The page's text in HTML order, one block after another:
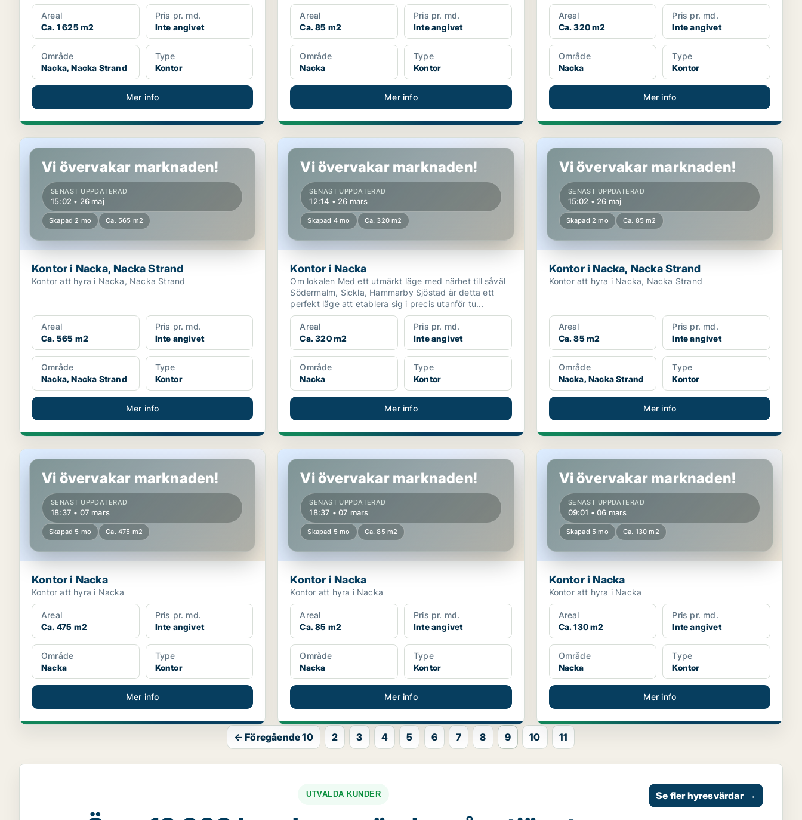
Areal
Ca. 1 625 m2
Pris pr. md.
Inte angivet
Område
Nacka, Nacka Strand
Type
Kontor
Mer info
Areal
Ca. 85 m2
Pris pr. md.
Inte angivet
Område
Nacka
Type
Kontor
Mer info
Areal
Ca. 320 m2
Pris pr. md.
Inte angivet
Område
Nacka
Type
Kontor
Mer info
Kontor i Nacka, Nacka Strand
Vi övervakar marknaden!
SENAST UPPDATERAD
15:02 • 26 maj
Skapad 2 mo Ca. 565 m2
Kontor i Nacka, Nacka Strand
Kontor att hyra i Nacka, Nacka Strand
Areal
Ca. 565 m2
Pris pr. md.
Inte angivet
Område
Nacka, Nacka Strand
Type
Kontor
Mer info
Kontor i Nacka
Vi övervakar marknaden!
SENAST UPPDATERAD
12:14 • 26 mars
Skapad 4 mo Ca. 320 m2
Kontor i Nacka
Om lokalen Med ett utmärkt läge med närhet till såväl
Södermalm, Sickla, Hammarby Sjöstad är detta ett
perfekt läge att etablera sig i precis utanför tu...
Areal
Ca. 320 m2
Pris pr. md.
Inte angivet
Område
Nacka
Type
Kontor
Mer info
Kontor i Nacka, Nacka Strand
Vi övervakar marknaden!
SENAST UPPDATERAD
15:02 • 26 maj
Skapad 2 mo Ca. 85 m2
Kontor i Nacka, Nacka Strand
Kontor att hyra i Nacka, Nacka Strand
Areal
Ca. 85 m2
Pris pr. md.
Inte angivet
Område
Nacka, Nacka Strand
Type
Kontor
Mer info
Kontor i Nacka
Vi övervakar marknaden!
SENAST UPPDATERAD
18:37 • 07 mars
Skapad 5 mo Ca. 475 m2
Kontor i Nacka
Kontor att hyra i Nacka
Areal
Ca. 475 m2
Pris pr. md.
Inte angivet
Område
Nacka
Type
Kontor
Mer info
Kontor i Nacka
Vi övervakar marknaden!
SENAST UPPDATERAD
18:37 • 07 mars
Skapad 5 mo Ca. 85 m2
Kontor i Nacka
Kontor att hyra i Nacka
Areal
Ca. 85 m2
Pris pr. md.
Inte angivet
Område
Nacka
Type
Kontor
Mer info
Kontor i Nacka
Vi övervakar marknaden!
SENAST UPPDATERAD
09:01 • 06 mars
Skapad 5 mo Ca. 130 m2
Kontor i Nacka
Kontor att hyra i Nacka
Areal
Ca. 130 m2
Pris pr. md.
Inte angivet
Område
Nacka
Type
Kontor
Mer info
← Föregående 10 2 3 4 5 6 7 8 9 10 11
UTVALDA KUNDER Se fler hyresvärdar →